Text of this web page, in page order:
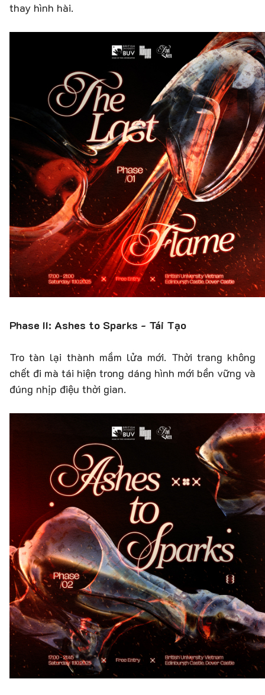
thay hình hài.
Phase II: Ashes to Sparks - Tái Tạo
Tro tàn lại thành mầm lửa mới. Thời trang không
chết đi mà tái hiện trong dáng hình mới bền vững và
đúng nhịp điệu thời gian.